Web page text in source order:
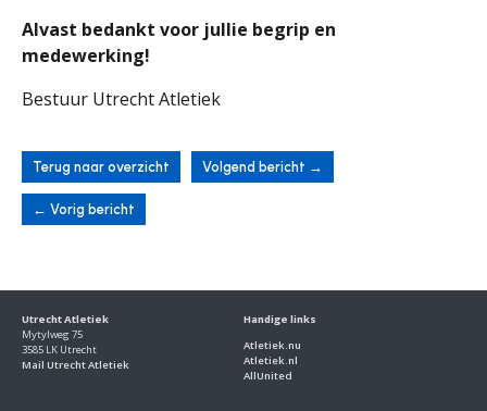
Alvast bedankt voor jullie begrip en
medewerking!
Bestuur Utrecht Atletiek
Terug naar overzicht Volgend bericht →
← Vorig bericht
Utrecht Atletiek
Mytylweg 75
3585 LK Utrecht
Mail Utrecht Atletiek
Handige links
Atletiek.nu
Atletiek.nl
AllUnited